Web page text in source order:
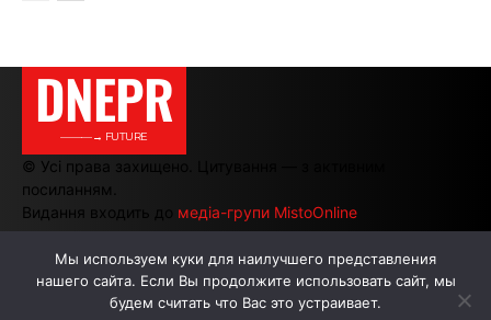
DNEPR
———→ FUTURE
© Усі права захищено. Цитування — з активним
посиланням.
Видання входить до медіа-групи MistoOnline
АВТОРИ РЕКЛАМА НА САЙТІ
Мы используем куки для наилучшего представления
нашего сайта. Если Вы продолжите использовать сайт, мы
будем считать что Вас это устраивает.